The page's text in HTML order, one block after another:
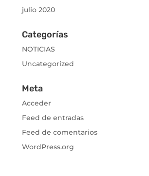
julio 2020
Categorías
NOTICIAS
Uncategorized
Meta
Acceder
Feed de entradas
Feed de comentarios
WordPress.org